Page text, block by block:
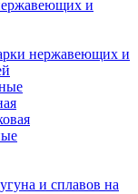
и
нержавеющих и
и сплавов на